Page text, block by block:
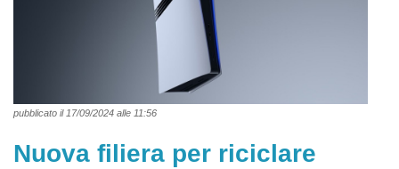
pubblicato il 17/09/2024 alle 11:56
Nuova filiera per riciclare